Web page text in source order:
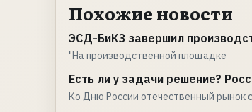
Похожие новости
ЭСД-БиКЗ завершил
"На производственной площадке
Есть ли у задачи решение?
Ко Дню России отечественный рынок